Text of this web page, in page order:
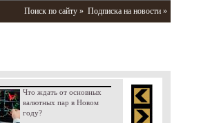
Поиск по сайту » Подписка на новости »
Что ждать от основных
валютных пар в Новом
году?